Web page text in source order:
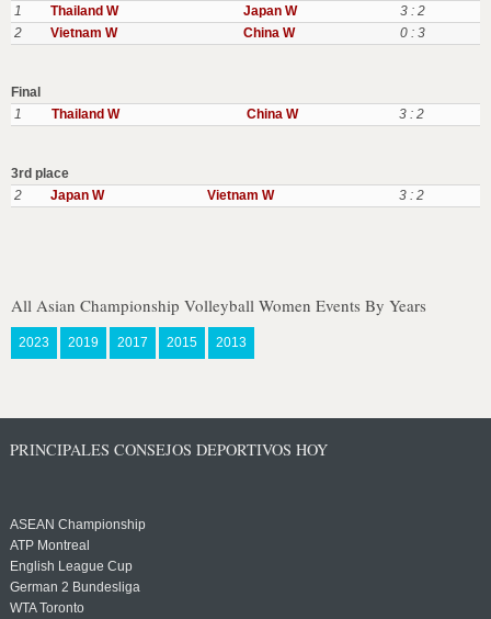
1
Thailand W Japan W
3 : 2
2
Vietnam W China W 0 : 3
Final
1
Thailand W China W 3 : 2
3rd place
2
Japan W Vietnam W 3 : 2
All Asian Championship Volleyball Women Events By Years
2023 2019 2017 2015 2013
PRINCIPALES CONSEJOS DEPORTIVOS HOY
ASEAN Championship
ATP Montreal
English League Cup
German 2 Bundesliga
WTA Toronto